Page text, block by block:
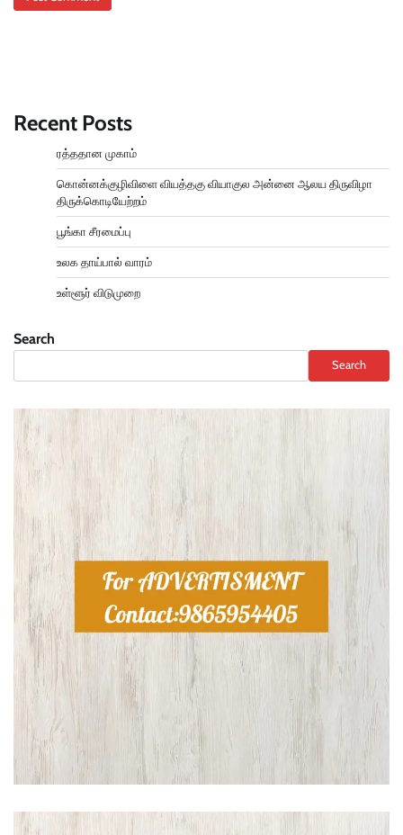
Recent Posts
ரத்ததான முகாம்
கொன்னக்குழிவிளை வியத்தகு வியாகுல அன்னை ஆலய திருவிழா
திருக்கொடியேற்றம்
பூங்கா சீரமைப்பு
உலக தாய்பால் வாரம்
உள்ளூர் விடுமுறை
Search
Search